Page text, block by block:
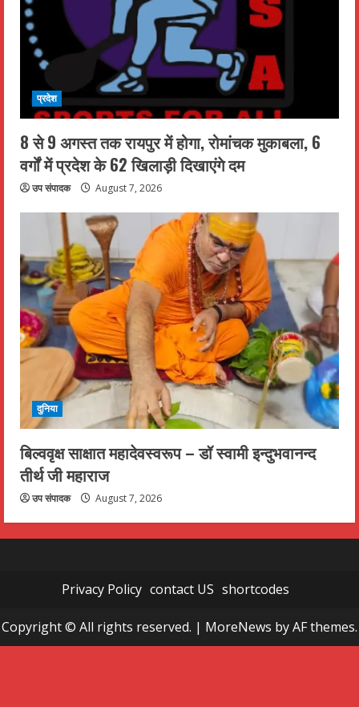
प्रदेश
8 से 9 अगस्त तक रायपुर में होगा, रोमांचक मुकाबला, 6
वर्गों में प्रदेश के 62 खिलाड़ी दिखाएंगे दम
उप संपादक August 7, 2026
दुनिया
बिल्ववृक्ष साक्षात महादेवस्वरूप – डॉ स्वामी इन्दुभवानन्द
तीर्थ जी महाराज
उप संपादक August 7, 2026
Privacy Policy contact US shortcodes
Copyright © All rights reserved. | MoreNews by AF themes.